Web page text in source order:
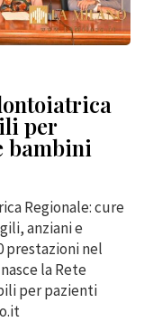
per
bambini
Regionale: cure
anziani e
prestazioni nel
la Rete
per pazienti